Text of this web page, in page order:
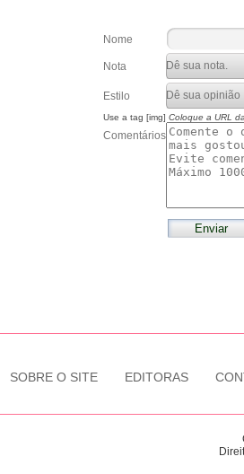
Nome
Nota
Estilo
Use a tag [img] Coloque a URL
Comentários
SOBRE O SITE EDITORAS